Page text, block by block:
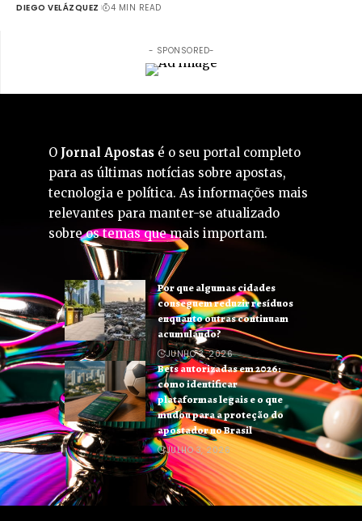
DIEGO VELÁZQUEZ 4 MIN READ
- SPONSORED-
O Jornal Apostas é o seu portal completo
para as últimas notícias sobre apostas,
tecnologia e política. As informações mais
relevantes para manter-se atualizado
sobre os temas que mais importam.
Por que algumas cidades
conseguem reduzir resíduos
enquanto outras continuam
acumulando?
JUNHO 3, 2026
Bets autorizadas em 2026:
como identificar
plataformas legais e o que
mudou para a proteção do
apostador no Brasil
JULHO 3, 2026